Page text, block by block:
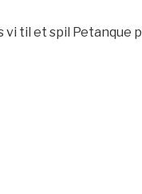
til et spil Petanque